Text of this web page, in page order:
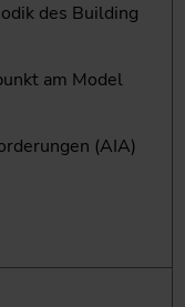
des Building
am Model
(AIA)